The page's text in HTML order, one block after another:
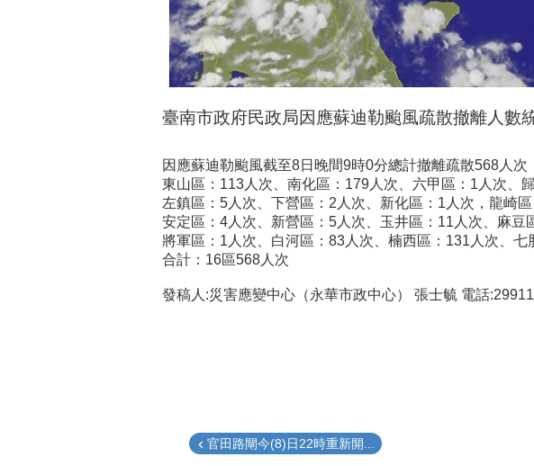
臺南市政府民政局因應蘇迪勒颱風疏散撤離人數
因應蘇迪勒颱風截至8日晚間9時0分總計撤離疏散568人次
東山區：113人次、南化區：179人次、六甲區：1人次、
左鎮區：5人次、下營區：2人次、新化區：1人次，龍崎區
安定區：4人次、新營區：5人次、玉井區：11人次、麻豆
將軍區：1人次、白河區：83人次、楠西區：131人次、七
合計：16區568人次
發稿人:災害應變中心（永華市政中心） 張士毓 電話
官田路閘今(8)日22時重新開...